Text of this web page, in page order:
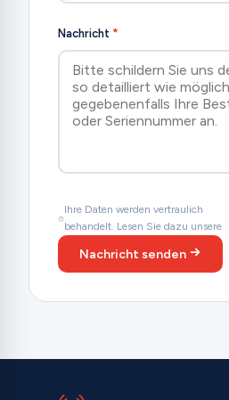
Nachricht *
Ihre Daten werden vertraulich
behandelt. Lesen Sie dazu unsere
Nachricht senden